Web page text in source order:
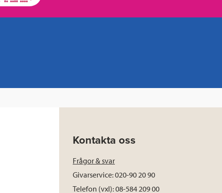
Kontakta oss
Frågor & svar
Givarservice: 020-90 20 90
Telefon (vxl): 08-584 209 00